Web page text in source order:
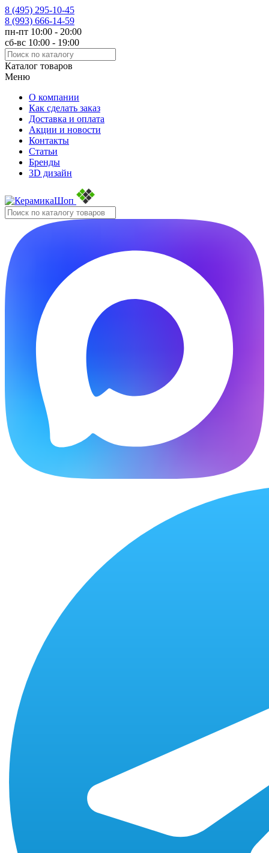
8 (495) 295-10-45
8 (993) 666-14-59
пн-пт 10:00 - 20:00
сб-вс 10:00 - 19:00
Каталог товаров
Меню
О компании
Как сделать заказ
Доставка и оплата
Акции и новости
Контакты
Статьи
Бренды
3D дизайн